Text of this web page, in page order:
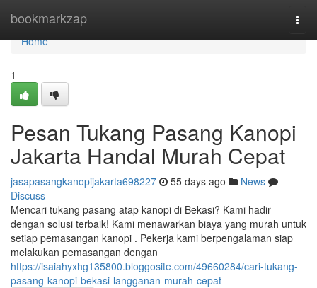
bookmarkzap
Home
Home
1
Pesan Tukang Pasang Kanopi
Jakarta Handal Murah Cepat
jasapasangkanopijakarta698227 55 days ago
News
Discuss
Mencari tukang pasang atap kanopi di Bekasi? Kami hadir
dengan solusi terbaik! Kami menawarkan biaya yang murah untuk
setiap pemasangan kanopi . Pekerja kami berpengalaman siap
melakukan pemasangan dengan
https://isaiahyxhg135800.bloggosite.com/49660284/cari-tukang-
pasang-kanopi-bekasi-langganan-murah-cepat